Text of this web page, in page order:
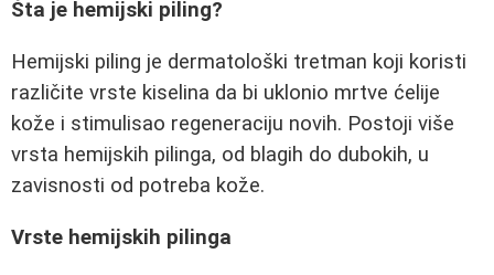
Šta je hemijski piling?
Hemijski piling je dermatološki tretman koji koristi
različite vrste kiselina da bi uklonio mrtve ćelije
kože i stimulisao regeneraciju novih. Postoji više
vrsta hemijskih pilinga, od blagih do dubokih, u
zavisnosti od potreba kože.
Vrste hemijskih pilinga